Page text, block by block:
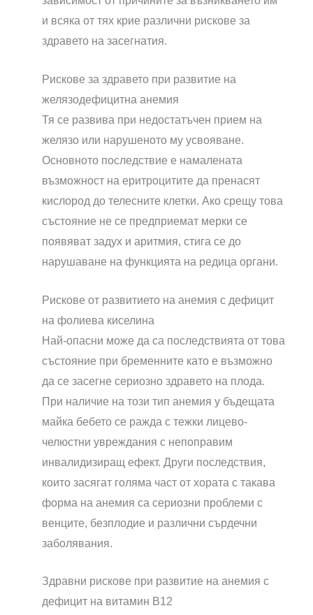
и всяка от тях крие различни рискове за
здравето на засегнатия.
Рискове за здравето при развитие на
желязодефицитна анемия
Тя се развива при недостатъчен прием на
желязо или нарушеното му усвояване.
Основното последствие е намалената
възможност на еритроцитите да пренасят
кислород до телесните клетки. Ако срещу това
състояние не се предприемат мерки се
появяват задух и аритмия, стига се до
нарушаване на функцията на редица органи.
Рискове от развитието на анемия с дефицит
на фолиева киселина
Най-опасни може да са последствията от това
състояние при бременните като е възможно
да се засегне сериозно здравето на плода.
При наличие на този тип анемия у бъдещата
майка бебето се ражда с тежки лицево-
челюстни увреждания с непоправим
инвалидизиращ ефект. Други последствия,
които засягат голяма част от хората с такава
форма на анемия са сериозни проблеми с
венците, безплодие и различни сърдечни
заболявания.
Здравни рискове при развитие на анемия с
дефицит на витамин B12